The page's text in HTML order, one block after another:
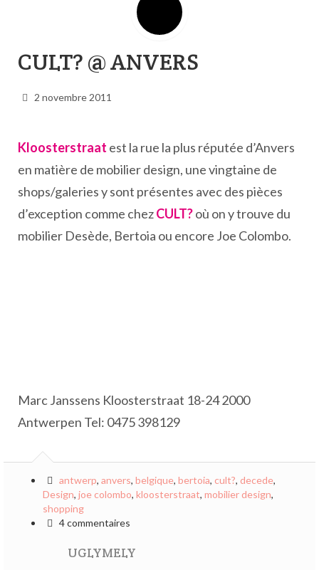
CULT? @ ANVERS
2 novembre 2011
Kloosterstraat est la rue la plus réputée d’Anvers
en matière de mobilier design, une vingtaine de
shops/galeries y sont présentes avec des pièces
d’exception comme chezCULT?où on y trouve du
mobilier Desède, Bertoia ou encore Joe Colombo.
Marc Janssens Kloosterstraat 18-24 2000
Antwerpen Tel: 0475 398129
antwerp, anvers, belgique, bertoia, cult?, decede,
Design, joe colombo, kloosterstraat, mobilier design,
shopping
4 commentaires
UGLYMELY